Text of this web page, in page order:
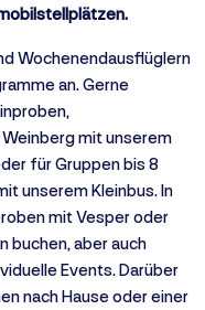
Wochenendausflüglern
an. Gerne
mit unserem
für Gruppen bis 8
unserem Kleinbus. In
mit Vesper oder
buchen, aber auch
Events. Darüber
nach Hause oder einer